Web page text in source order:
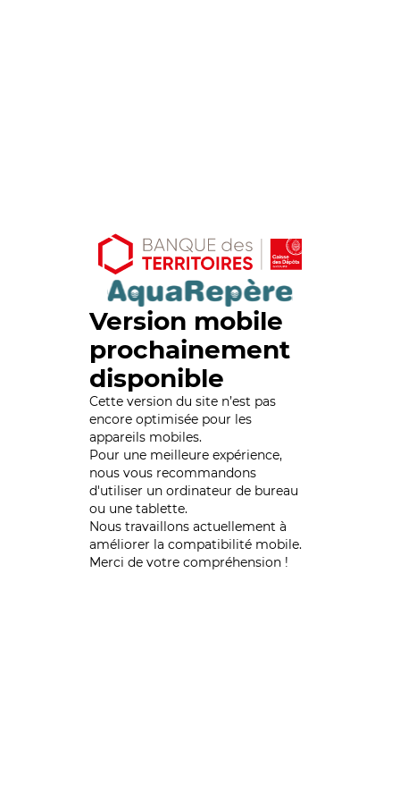
Version mobile
prochainement
disponible
Cette version du site n’est pas
encore optimisée pour les
appareils mobiles.
Pour une meilleure expérience,
nous vous recommandons
d'utiliser un ordinateur de bureau
ou une tablette.
Nous travaillons actuellement à
améliorer la compatibilité mobile.
Merci de votre compréhension !